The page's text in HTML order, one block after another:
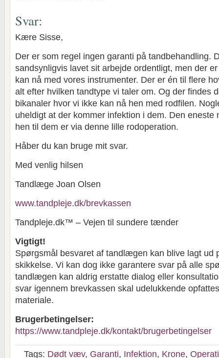
Svar:
Kære Sisse,
Der er som regel ingen garanti på tandbehandling.
sandsynligvis lavet sit arbejde ordentligt, men der
kan nå med vores instrumenter. Der er én til flere
alt efter hvilken tandtype vi taler om. Og der findes
bikanaler hvor vi ikke kan nå hen med rodfilen.
uheldigt at der kommer infektion i dem. Den eneste
hen til dem er via denne lille rodoperation.
Håber du kan bruge mit svar.
Med venlig hilsen
Tandlæge Joan Olsen
www.tandpleje.dk/brevkassen
Tandpleje.dk™ – Vejen til sundere tænder
Vigtigt!
Spørgsmål besvaret af tandlægen kan blive lagt ud
skikkelse. Vi kan dog ikke garantere svar på alle
tandlægen kan aldrig erstatte dialog eller
svar igennem brevkassen skal udelukkende
materiale.
Brugerbetingelser:
https://www.tandpleje.dk/kontakt/brugerbetingelser
Tags: Dødt væv, Garanti, Infektion, Krone,